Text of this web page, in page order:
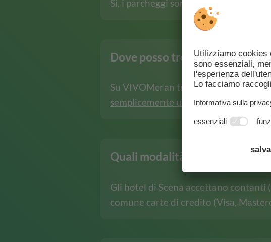
Sì, i parcheggi sono disponibili
Dove posso trovare le offerte
Su VIVOMeran troverete una pagina
semplicemente un’occhiata qui.
Quali modalità di pagamento
Gli hotel di Scena accettano contanti
comune carte di credito (Visa,